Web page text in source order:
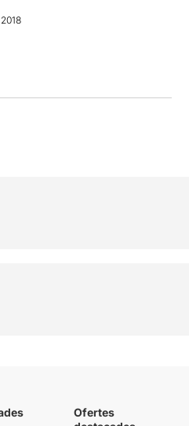
Ofertes